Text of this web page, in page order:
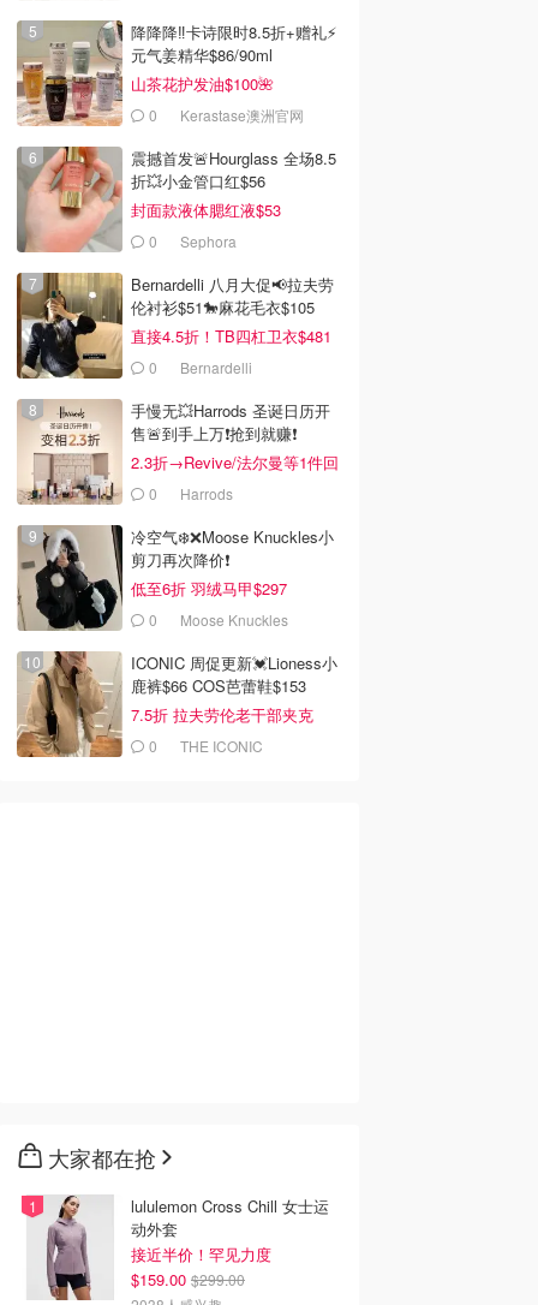
降降降‼️卡诗限时8.5折+赠礼⚡
元气姜精华$86/90ml
山茶花护发油$100🌺
0 Kerastase澳洲官网
震撼首发🚨Hourglass 全场8.5
折💥小金管口红$56
封面款液体腮红液$53
0 Sephora
Bernardelli 八月大促📢拉夫劳
伦衬衫$51🐎麻花毛衣$105
直接4.5折！TB四杠卫衣$481
0 Bernardelli
手慢无💥Harrods 圣诞日历开
售🚨到手上万❗️抢到就赚❗️
2.3折→Revive/法尔曼等1件回
本！0 Harrods
冷空气❄️❌️Moose Knuckles小
剪刀再次降价❗️
低至6折 羽绒马甲$297
0 Moose Knuckles
ICONIC 周促更新💓Lioness小
鹿裤$66 COS芭蕾鞋$153
7.5折 拉夫劳伦老干部夹克
$4190 THE ICONIC
大家都在抢
lululemon Cross Chill 女士运
动外套
接近半价！罕见力度
$159.00 $299.00